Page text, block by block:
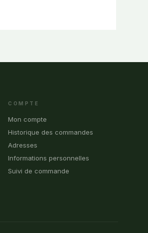
COMPTE
Mon compte
Historique des commandes
Adresses
Informations personnelles
Suivi de commande